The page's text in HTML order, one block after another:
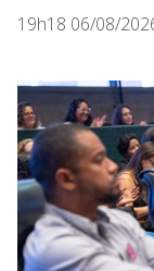
19h18 06/08/